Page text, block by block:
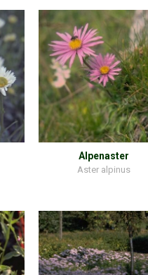
Alpenaster
Aster alpinus